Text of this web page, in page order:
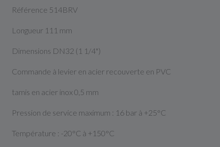
Référence 514BRV
Longueur 111 mm
Dimensions DN32 (1 1/4")
Commande à levier en acier recouverte en PVC
tamis en acier inox 0,5 mm
Pression de service maximum : 16 bar à +25°C
Température : -20°C à +150°C